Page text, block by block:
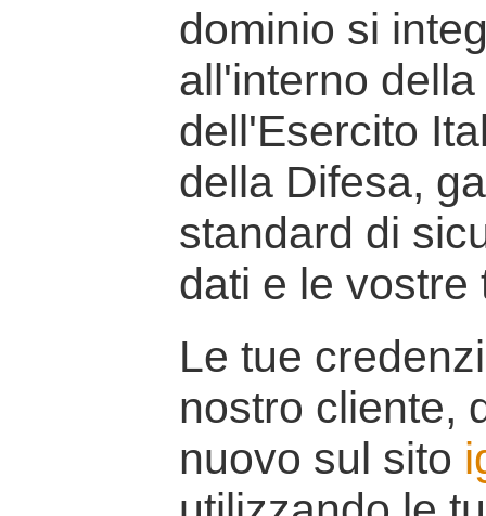
dominio si
all'interno
dell'Esercito
della Difesa,
standard di
dati e le vostre
Le tue
nostro cliente,
nuovo sul sito